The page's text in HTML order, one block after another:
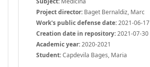
Project director: Baget Bernaldiz, Marc
Work's public defense date:2021-06-17
Creation date in repository:2021-07-30
Academic year:2020-2021
Student:Capdevila Bages, Maria